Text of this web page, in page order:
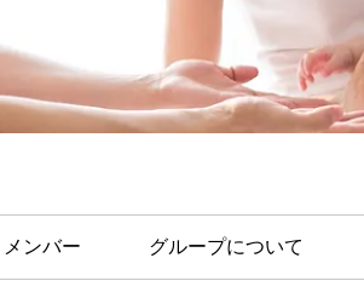
メンバー グループについて